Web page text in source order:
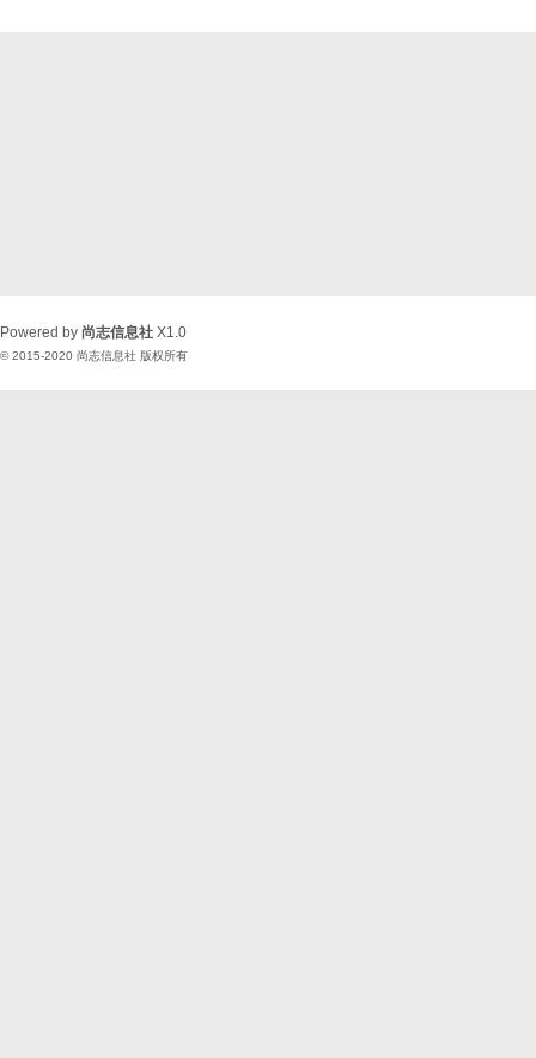
Powered by 尚志信息社 X1.0
© 2015-2020 尚志信息社 版权所有